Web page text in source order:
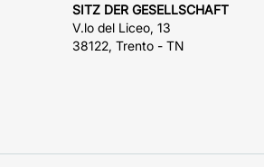
SITZ DER GESELLSCHAFT
V.lo del Liceo, 13
38122, Trento - TN